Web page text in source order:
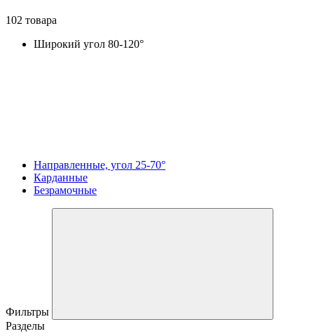
102 товара
Широкий угол 80-120°
Направленные, угол 25-70°
Карданные
Безрамочные
Фильтры
Разделы